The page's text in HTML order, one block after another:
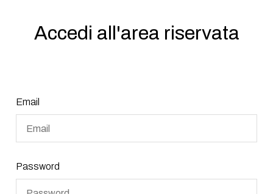
Accedi all'area riservata
Email
Password